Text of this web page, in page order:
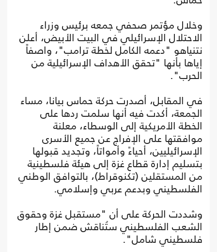
وخلال مؤتمر صحفي جمعه برئيس وزراء
الاحتلال الإسرائيلي في البيت الأبيض، أعلن
نتنياهو "دعمه الكامل لخطة ترامب"، واصفاً
إياها بأنها "تحقق الأهداف الإسرائيلية من
الحرب".
في المقابل، أصدرت حركة حماس بيانا، مساء
الجمعة، أكدت فيه أنها سلمت ردها على
الخطة الأمريكية إلى الوسطاء، معلنة
موافقتها على الإفراج عن جميع الأسرى
الإسرائيليين، أحياءً وأمواتاً، وتجديد قبولها
بتسليم إدارة قطاع غزة إلى هيئة فلسطينية
من المستقلين (تكنوقراط)، بالتوافق الوطني
الفلسطيني وبدعم عربي وإسلامي.
وشددت الحركة على أن "مستقبل غزة وحقوق
الشعب الفلسطيني ستُناقش ضمن إطار
فلسطيني شامل".